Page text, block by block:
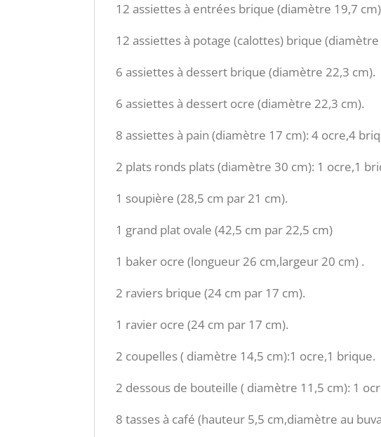
12 assiettes à entrées brique (diamètre 19,7 cm)
12 assiettes à potage (calottes) brique
6 assiettes à dessert brique (diamètre 22,3 cm).
6 assiettes à dessert ocre (diamètre 22,3 cm).
8 assiettes à pain (diamètre 17 cm): 4 ocre,4
2 plats ronds plats (diamètre 30 cm): 1 ocre,1
1 soupière (28,5 cm par 21 cm).
1 grand plat ovale (42,5 cm par 22,5 cm)
1 baker ocre (longueur 26 cm,largeur 20 cm) .
2 raviers brique (24 cm par 17 cm).
1 ravier ocre (24 cm par 17 cm).
2 coupelles ( diamètre 14,5 cm):1 ocre,1 brique.
2 dessous de bouteille ( diamètre 11,5 cm): 1
8 tasses à café (hauteur 5,5 cm,diamètre au